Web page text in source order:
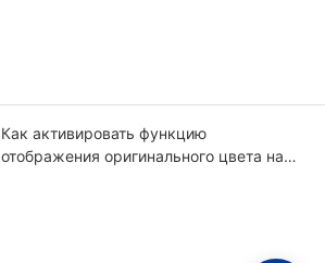
Как активировать функцию
отображения оригинального цвета на